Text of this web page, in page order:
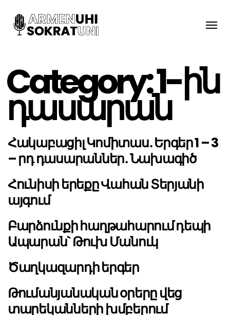
Toggle
Category:1-ին
դասարան
Հակաբացիլ Կոմիտաս․ Երգեր 1 – 3
– րդ դասարաններ․ Նախագիծ
Հունիսի երեքը Վահան Տերյանի
այգում
Բարձունքի հաղթահարում դեպի
Ապարան` Թուխ Մանուկ
Ծաղկազարդի երգեր
Թումանյանական օրերը վեց
տարեկանների խմբերում